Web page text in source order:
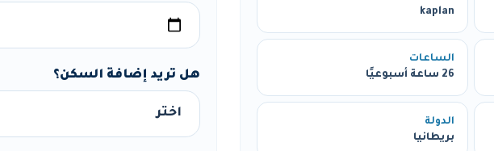
kaplan
الساعات
26 ساعة أسبوعيًا
الدولة
بريطانيا
هل تريد إضافة السكن؟